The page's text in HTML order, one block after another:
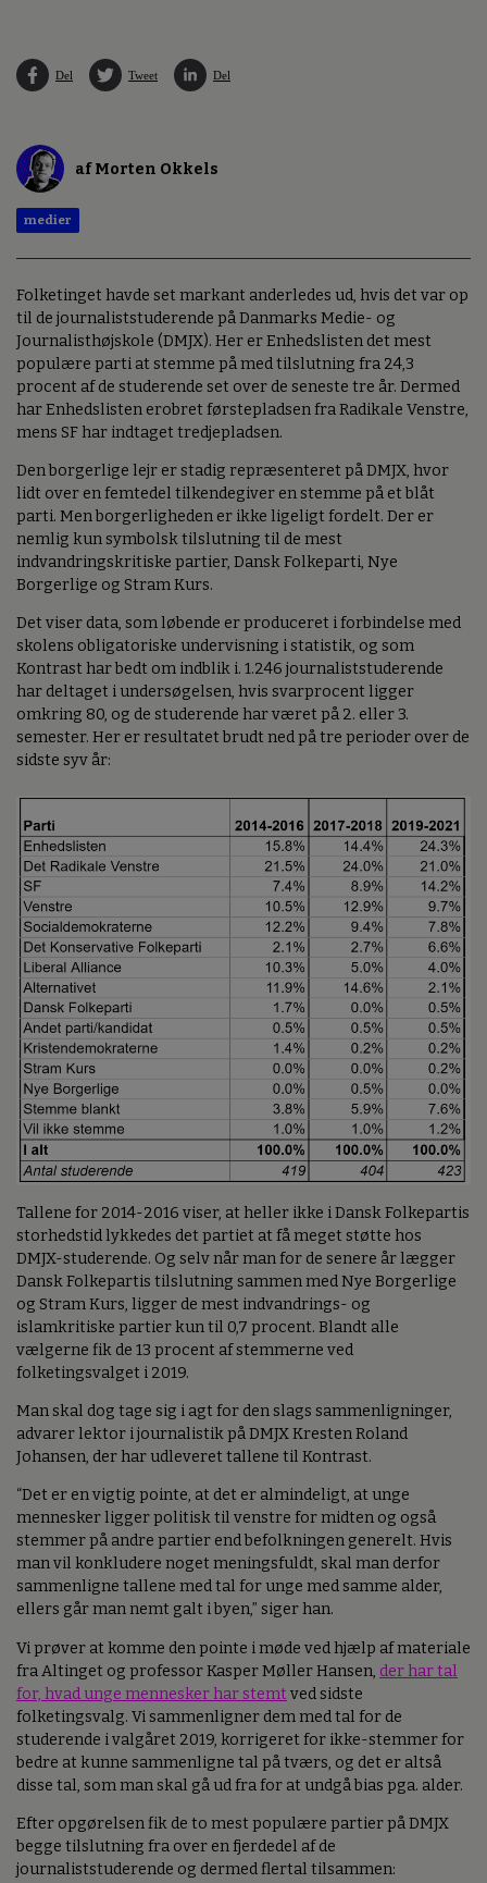
Del Tweet Del
af Morten Okkels
medier
Folketinget havde set markant anderledes ud, hvis det var op
til de journaliststuderende på Danmarks Medie- og
Journalisthøjskole (DMJX). Her er Enhedslisten det mest
populære parti at stemme på med tilslutning fra 24,3
procent af de studerende set over de seneste tre år. Dermed
har Enhedslisten erobret førstepladsen fra Radikale Venstre,
mens SF har indtaget tredjepladsen.
Den borgerlige lejr er stadig repræsenteret på DMJX, hvor
lidt over en femtedel tilkendegiver en stemme på et blåt
parti. Men borgerligheden er ikke ligeligt fordelt. Der er
nemlig kun symbolsk tilslutning til de mest
indvandringskritiske partier, Dansk Folkeparti, Nye
Borgerlige og Stram Kurs.
Det viser data, som løbende er produceret i forbindelse med
skolens obligatoriske undervisning i statistik, og som
Kontrast har bedt om indblik i. 1.246 journaliststuderende
har deltaget i undersøgelsen, hvis svarprocent ligger
omkring 80, og de studerende har været på 2. eller 3.
semester. Her er resultatet brudt ned på tre perioder over de
sidste syv år:
Tallene for 2014-2016 viser, at heller ikke i Dansk Folkepartis
storhedstid lykkedes det partiet at få meget støtte hos
DMJX-studerende. Og selv når man for de senere år lægger
Dansk Folkepartis tilslutning sammen med Nye Borgerlige
og Stram Kurs, ligger de mest indvandrings- og
islamkritiske partier kun til 0,7 procent. Blandt alle
vælgerne fik de 13 procent af stemmerne ved
folketingsvalget i 2019.
Man skal dog tage sig i agt for den slags sammenligninger,
advarer lektor i journalistik på DMJX Kresten Roland
Johansen, der har udleveret tallene til Kontrast.
“Det er en vigtig pointe, at det er almindeligt, at unge
mennesker ligger politisk til venstre for midten og også
stemmer på andre partier end befolkningen generelt. Hvis
man vil konkludere noget meningsfuldt, skal man derfor
sammenligne tallene med tal for unge med samme alder,
ellers går man nemt galt i byen,” siger han.
Vi prøver at komme den pointe i møde ved hjælp af materiale
fra Altinget og professor Kasper Møller Hansen, der har tal
for, hvad unge mennesker har stemt ved sidste
folketingsvalg. Vi sammenligner dem med tal for de
studerende i valgåret 2019, korrigeret for ikke-stemmer for
bedre at kunne sammenligne tal på tværs, og det er altså
disse tal, som man skal gå ud fra for at undgå bias pga. alder.
Efter opgørelsen fik de to mest populære partier på DMJX
begge tilslutning fra over en fjerdedel af de
journaliststuderende og dermed flertal tilsammen: